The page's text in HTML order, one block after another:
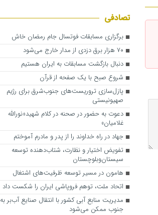
تصادفی
برگزاری مسابقات فوتسال جام رمضان خاش
۷۰ هزار برق دزدی از مدار خارج می‌شود
دنبال بازگشت مسابقات به ایران هستیم
شروع صبح با یک صفحه از قرآن
پازل‌سازی تروریست‌های جنوب‌شرق برای رژیم
صهیونیستی
دعوت به حضور در صحنه در کلام شهید«نورالله
غلامیان»
جهاد در راه خداوند را از پدر و مادرم آموختم
تفویض اختیار و نظارت، شتاب‌دهنده توسعه
سیستان‌وبلوچستان
هامون در مسیر توسعه ظرفیت‌های اشتغال
اتحاد ملت، توهم فروپاشی ایران را شکست داد
مدیریت منابع آبی کشور با انتقال صنایع آب‌بر به
جنوب ممکن می‌شود